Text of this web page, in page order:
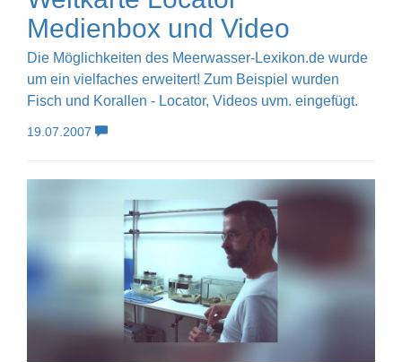
Medienbox und Video
Die Möglichkeiten des Meerwasser-Lexikon.de wurde
um ein vielfaches erweitert! Zum Beispiel wurden
Fisch und Korallen - Locator, Videos uvm. eingefügt.
19.07.2007